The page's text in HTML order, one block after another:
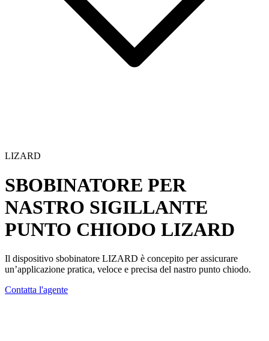
LIZARD
SBOBINATORE PER
NASTRO SIGILLANTE
PUNTO CHIODO LIZARD
Il dispositivo sbobinatore LIZARD è concepito per assicurare
un’applicazione pratica, veloce e precisa del nastro punto chiodo.
Contatta l'agente